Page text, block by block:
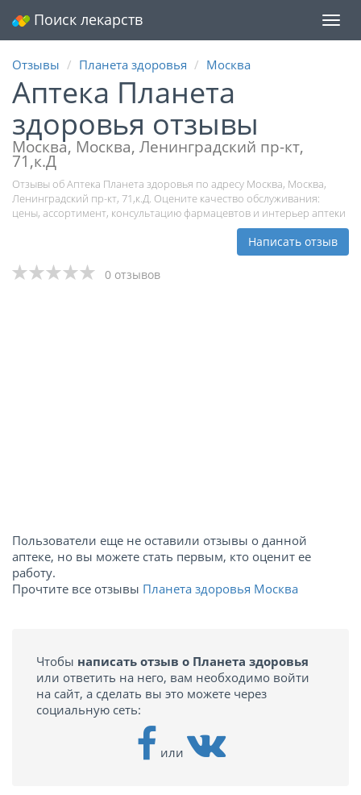
Поиск лекарств
Отзывы Планета здоровья Москва
Аптека Планета
здоровья отзывы
Москва, Москва, Ленинградский пр-кт,
71,к.Д
Отзывы об Аптека Планета здоровья по адресу Москва, Москва,
Ленинградский пр-кт, 71,к.Д. Оцените качество обслуживания:
цены, ассортимент, консультацию фармацевтов и интерьер аптеки
Написать отзыв
0 отзывов
Пользователи еще не оставили отзывы о данной
аптеке, но вы можете стать первым, кто оценит ее
работу.
Прочтите все отзывы Планета здоровья Москва
Чтобы написать отзыв о Планета здоровья
или ответить на него, вам необходимо войти
на сайт, а сделать вы это можете через
социальную сеть:
или